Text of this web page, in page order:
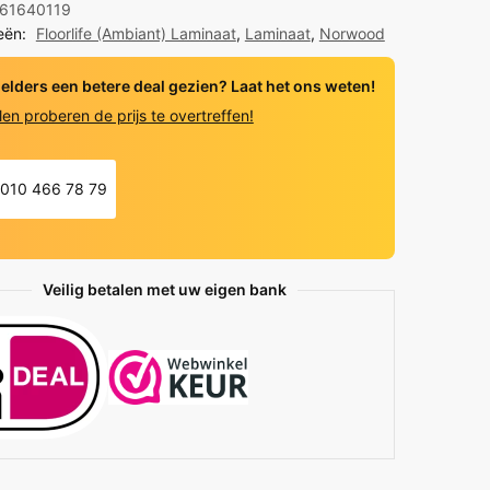
Floorlife (Ambiant) Laminaat, Laminaat, Norwood
elders een betere deal gezien? Laat het ons weten!
proberen de prijs te overtreffen!
010 466 78 79
Veilig betalen met uw eigen bank